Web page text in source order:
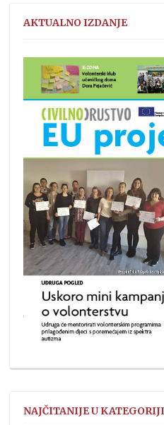
AKTUALNO IZDANJE
NAJČITANIJE U KATEGORIJI